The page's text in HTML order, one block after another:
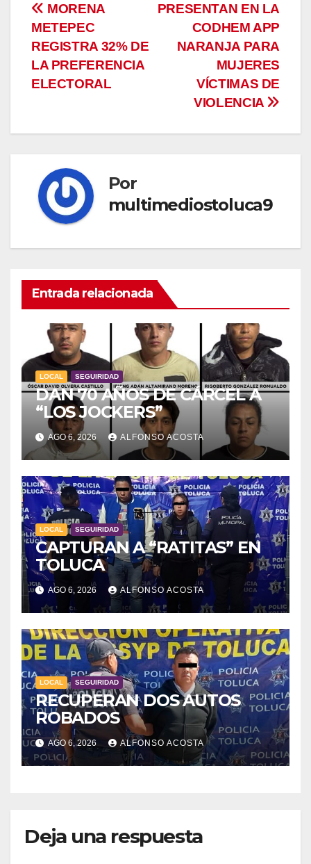
Navegación
de
entradas
PRESENTAN EN LA
CODHEM APP
NARANJA PARA
MUJERES
VÍCTIMAS DE
VIOLENCIA
MORENA
METEPEC
REGISTRA 32% DE
LA PREFERENCIA
ELECTORAL
Por
multimediostoluca9
Entrada relacionada
LOCAL SEGUIRIDAD
DAN 70 AÑOS DE CÁRCEL A
“LOS JOCKERS”
AGO 6, 2026 ALFONSO ACOSTA
LOCAL SEGUIRIDAD
CAPTURAN A “RATITAS” EN
TOLUCA
AGO 6, 2026 ALFONSO ACOSTA
LOCAL SEGUIRIDAD
RECUPERAN DOS AUTOS
ROBADOS
AGO 6, 2026 ALFONSO ACOSTA
Deja una respuesta